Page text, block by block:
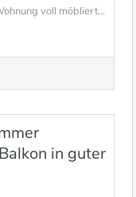
voll möbliert...
in guter